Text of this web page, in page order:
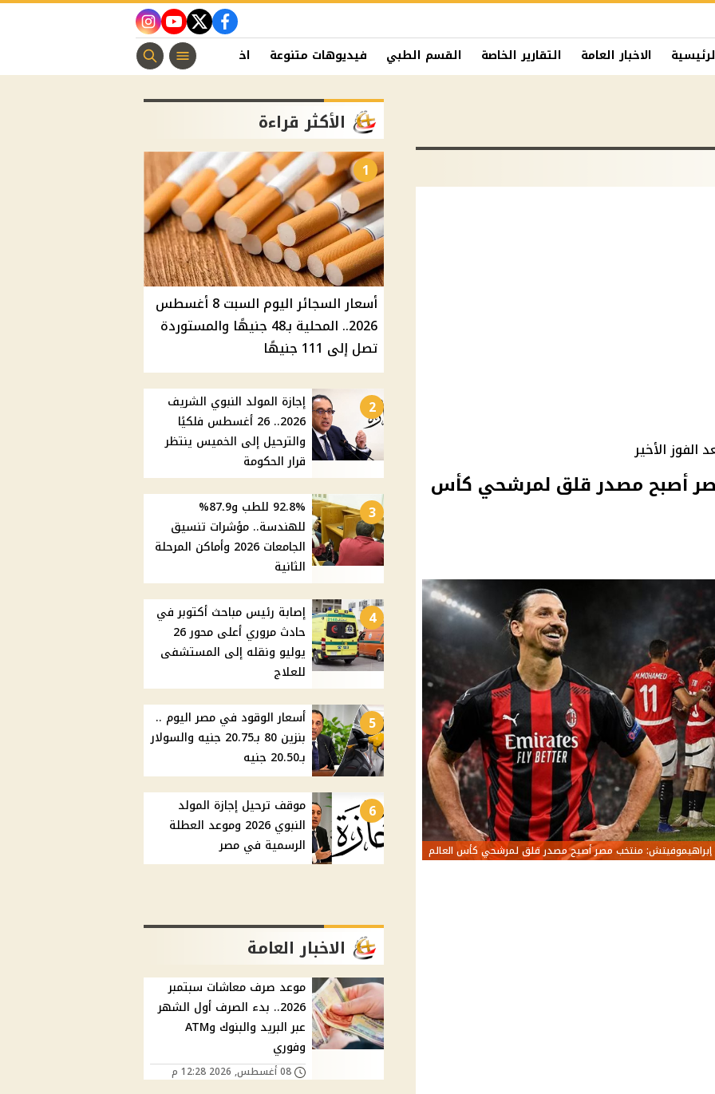
facebook
twitter
youtube
instagram
الاخبار العامة التقارير الخاصة القسم الطبي فيديوهات متنوعة اخبار الفن منوعات مسيحية
الفوز الأخير
أصبح مصدر قلق لمرشحي كأس
إبراهيموفيتش: منتخب مصر أصبح مصدر قلق لمرشحي كأس العالم
الأكثر قراءة
1
أسعار السجائر اليوم السبت 8 أغسطس
2026.. المحلية بـ48 جنيهًا والمستوردة
تصل إلى 111 جنيهًا
2
إجازة المولد النبوي الشريف
2026.. 26 أغسطس فلكيًا
والترحيل إلى الخميس ينتظر
قرار الحكومة
3
92.8% للطب و87.9%
للهندسة.. مؤشرات تنسيق
الجامعات 2026 وأماكن المرحلة
الثانية
4
إصابة رئيس مباحث أكتوبر في
حادث مروري أعلى محور 26
يوليو ونقله إلى المستشفى
للعلاج
5
أسعار الوقود في مصر اليوم ..
بنزين 80 بـ20.75 جنيه والسولار
بـ20.50 جنيه
6
موقف ترحيل إجازة المولد
النبوي 2026 وموعد العطلة
الرسمية في مصر
الاخبار العامة
موعد صرف معاشات سبتمبر
2026.. بدء الصرف أول الشهر
عبر البريد والبنوك وATM
وفوري
08 أغسطس, 2026 12:28 م